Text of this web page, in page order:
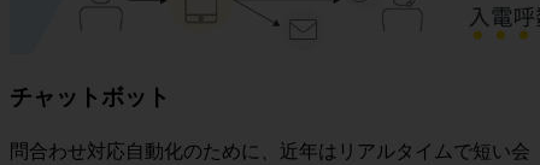
チャットボット
問合わせ対応自動化のために、近年はリアルタイムで短い会